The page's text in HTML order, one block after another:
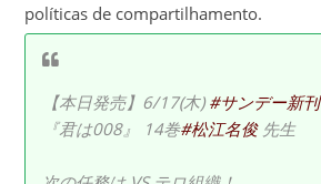
políticas de compartilhamento.
【本日発売】6/17(木)#サンデー新刊
『君は008』 14巻#松江名俊先生